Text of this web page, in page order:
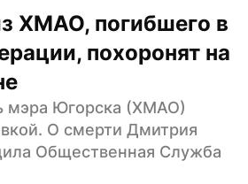
ХМАО, погибшего в
похоронят на
мэра Югорска (ХМАО)
О смерти Дмитрия
Общественная Служба